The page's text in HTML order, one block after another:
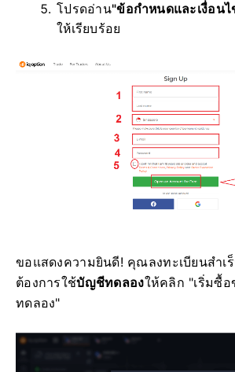
โปรดอ่าน"ข้อกำหนดและเงื่อนไ
ให้เรียบร้อย
ขอแสดงความยินดี! คุณลงทะเบียนสำเ
ต้องการใช้บัญชีทดลองให้คลิก "เริ่มซื้
ทดลอง"